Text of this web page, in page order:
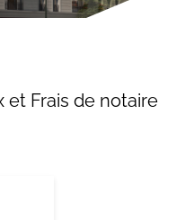
et Frais de notaire